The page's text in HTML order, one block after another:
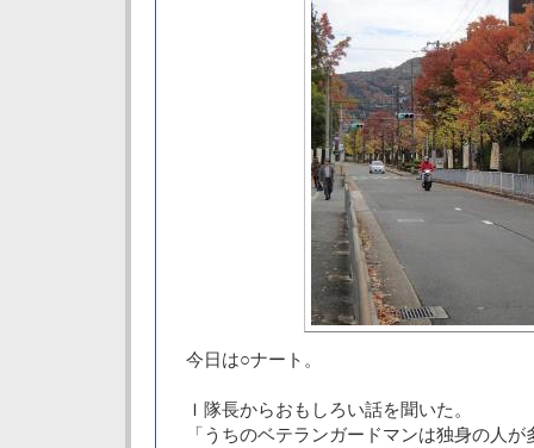
今日は○ナート。
Ｉ隊長からおもしろい話を聞いた。
「うちのベテランガードマンは独身の人が